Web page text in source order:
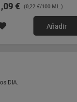
€ (0,22 €/100 ML.)
Añadir
DIA.